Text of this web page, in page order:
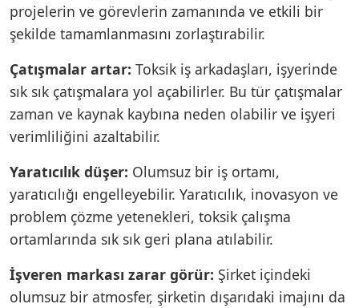
projelerin ve görevlerin zamanında ve etkili bir
şekilde tamamlanmasını zorlaştırabilir.
Çatışmalar artar: Toksik iş arkadaşları, işyerinde
sık sık çatışmalara yol açabilirler. Bu tür çatışmalar
zaman ve kaynak kaybına neden olabilir ve işyeri
verimliliğini azaltabilir.
Yaratıcılık düşer: Olumsuz bir iş ortamı,
yaratıcılığı engelleyebilir. Yaratıcılık, inovasyon ve
problem çözme yetenekleri, toksik çalışma
ortamlarında sık sık geri plana atılabilir.
İşveren markası zarar görür: Şirket içindeki
olumsuz bir atmosfer, şirketin dışarıdaki imajını da